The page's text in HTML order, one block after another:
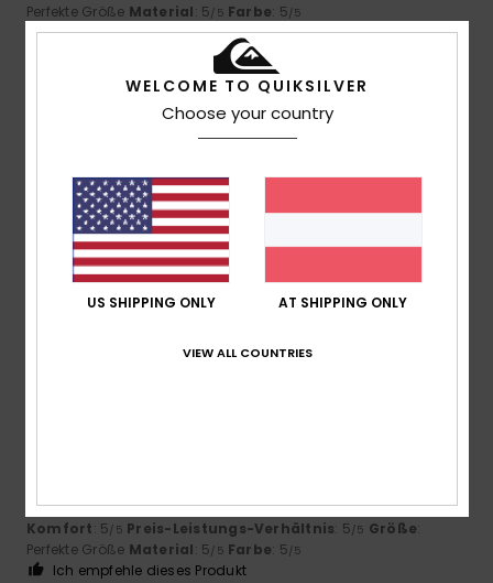
Perfekte Größe Material: 5/5 Farbe: 5/5
Ich empfehle dieses Produkt
5/5
Gonçalo30. Juli 2026
Gute Qualität
Original anzeigen - Português
Komfort: 5/5 Preis-Leistungs-Verhältnis
5/5
Original anzeigen - English
Komfort: 5/5 Preis-Leistungs-Verhältnis: 5/5 Größe:
Perfekte Größe Material: 5/5 Farbe: 5/5
Ich empfehle dieses Produkt
WELCOME TO QUIKSILVER
Choose your country
US SHIPPING ONLY AT SHIPPING ONLY
VIEW ALL COUNTRIES